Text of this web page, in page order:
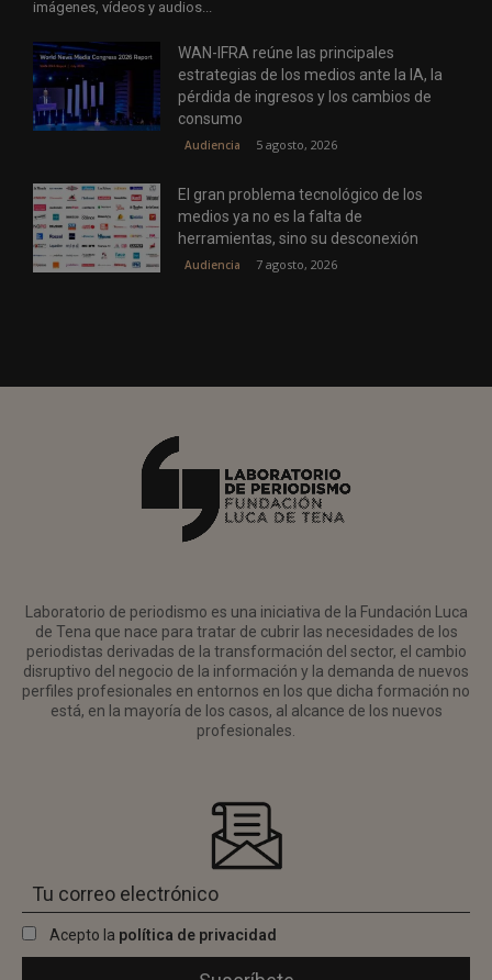
imágenes, vídeos y audios...
WAN-IFRA reúne las principales
estrategias de los medios ante la IA, la
pérdida de ingresos y los cambios de
consumo
Audiencia 5 agosto, 2026
El gran problema tecnológico de los
medios ya no es la falta de
herramientas, sino su desconexión
Audiencia 7 agosto, 2026
Laboratorio de periodismo es una iniciativa de la Fundación Luca
de Tena que nace para tratar de cubrir las necesidades de los
periodistas derivadas de la transformación del sector, el cambio
disruptivo del negocio de la información y la demanda de nuevos
perfiles profesionales en entornos en los que dicha formación no
está, en la mayoría de los casos, al alcance de los nuevos
profesionales.
Acepto la política de privacidad